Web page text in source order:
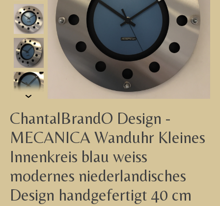
ChantalBrandO Design -
MECANICA Wanduhr Kleines
Innenkreis blau weiss
modernes niederlandisches
Design handgefertigt 40 cm